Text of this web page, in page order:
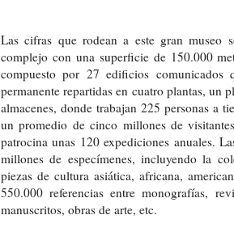
Las cifras que rodean a este gran museo
complejo con una superficie de 150.000
compuesto por 27 edificios comunicados
permanente repartidas en cuatro plantas, un
almacenes, donde trabajan 225 personas a
un promedio de cinco millones de
patrocina unas 120 expediciones anuales.
millones de especímenes, incluyendo la
piezas de cultura asiática, africana,
550.000 referencias entre monografías,
manuscritos, obras de arte, etc.